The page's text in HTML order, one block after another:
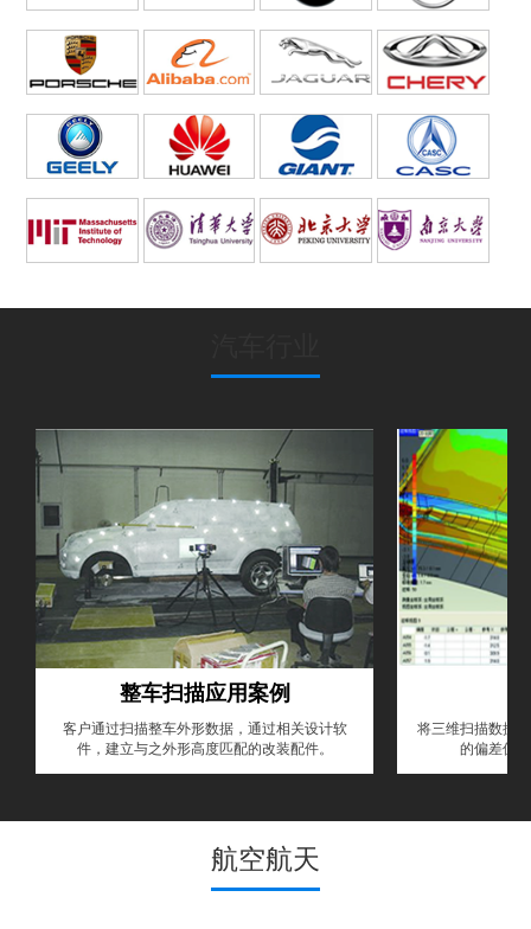
整车扫描应用案例
客户通过扫描整车外形数据，通过相关设计软
件，建立与之外形高度匹配的改装配件。
将三维扫描数据
的偏差值
航空航天